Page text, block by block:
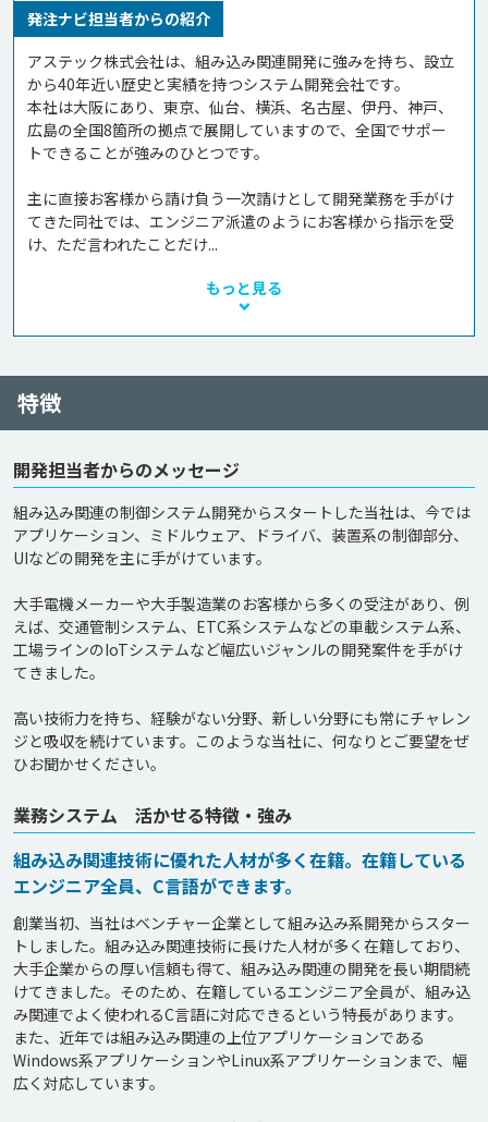
発注ナビ担当者からの紹介
アステック株式会社は、組み込み関連開発に強みを持ち、設立
から40年近い歴史と実績を持つシステム開発会社です。
本社は大阪にあり、東京、仙台、横浜、名古屋、伊丹、神戸、
広島の全国8箇所の拠点で展開していますので、全国でサポー
トできることが強みのひとつです。
主に直接お客様から請け負う一次請けとして開発業務を手がけ
てきた同社では、エンジニア派遣のようにお客様から指示を受
け、ただ言われたことだけ...
もっと見る
特徴
開発担当者からのメッセージ
組み込み関連の制御システム開発からスタートした当社は、今では
アプリケーション、ミドルウェア、ドライバ、装置系の制御部分、
UIなどの開発を主に手がけています。
大手電機メーカーや大手製造業のお客様から多くの受注があり、例
えば、交通管制システム、ETC系システムなどの車載システム系、
工場ラインのIoTシステムなど幅広いジャンルの開発案件を手がけ
てきました。
高い技術力を持ち、経験がない分野、新しい分野にも常にチャレン
ジと吸収を続けています。このような当社に、何なりとご要望をぜ
ひお聞かせください。
業務システム 活かせる特徴・強み
組み込み関連技術に優れた人材が多く在籍。在籍している
エンジニア全員、C言語ができます。
創業当初、当社はベンチャー企業として組み込み系開発からスター
トしました。組み込み関連技術に長けた人材が多く在籍しており、
大手企業からの厚い信頼も得て、組み込み関連の開発を長い期間続
けてきました。そのため、在籍しているエンジニア全員が、組み込
み関連でよく使われるC言語に対応できるという特長があります。
また、近年では組み込み関連の上位アプリケーションである
Windows系アプリケーションやLinux系アプリケーションまで、幅
広く対応しています。